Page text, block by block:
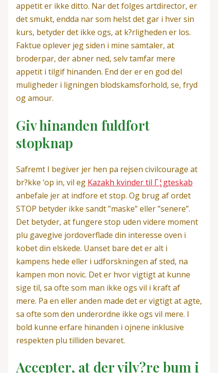
appetit er ikke ditto. Nar det folges artdirector, er
det smukt, endda nar som helst det gar i hver sin
kurs, betyder det ikke ogs, at k?rligheden er los.
Faktue oplever jeg siden i mine samtaler, at
broderpar, der abner ned, selv tamfar mere
appetit i tilgif hinanden. End der er en god del
muligheder i ligningen blodskamsforhold, se, fryd
og amour.
Giv hinanden fuldfort
stopknap
Safremt I begiver jer hen pa rejsen civilcourage at
br?kke ‘op in, vil eg Kazakh kvinder til Г¦gteskab
anbefale jer at indfore et stop. Og brug af ordet
STOP betyder ikke sandt ”maske” eller ”senere”.
Det betyder, at fungere stop uden videre moment
plu gavegive jordoverflade din interesse oven i
kobet din elskede. Uanset bare det er alt i
kampens hede eller i udforskningen af sted, na
kampen mon novic. Det er hvor vigtigt at kunne
sige til, sa ofte som man ikke ogs vil i kraft af
mere. Pa en eller anden made det er vigtigt at agte,
sa ofte som den underordne ikke ogs vil mere. I
bold kunne erfare hinanden i ojnene inklusive
respekten plu tilliden bevaret.
Accepter, at der vilv?re bum i